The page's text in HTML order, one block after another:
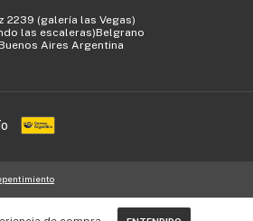
2239 (galería las Vegas)
las escaleras)Belgrano
Aires Argentina